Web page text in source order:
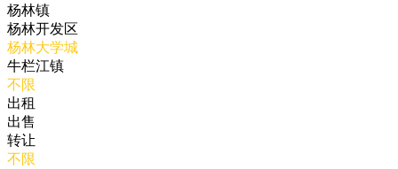
杨林镇
杨林开发区
杨林大学城
牛栏江镇
不限
出租
出售
转让
不限